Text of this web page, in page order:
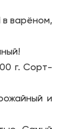
варёном,
г. Сорт-
и